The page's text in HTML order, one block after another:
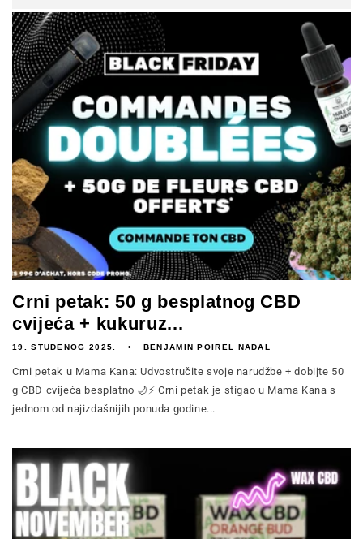
Crni petak: 50 g besplatnog CBD
cvijeća + kukuruz...
19. STUDENOG 2025. BENJAMIN POIREL NADAL
Crni petak u Mama Kana: Udvostručite svoje narudžbe + dobijte 50
g CBD cvijeća besplatno 🌙⚡ Crni petak je stigao u Mama Kana s
jednom od najizdašnijih ponuda godine...